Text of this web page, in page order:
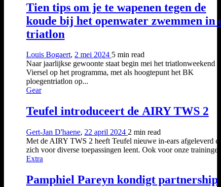
Tien tips om je te wapenen tegen de
koude bij het openwater zwemmen in
triatlon
Louis Bogaert, 2 mei 2024 5 min read
Naar jaarlijkse gewoonte staat begin mei het triatlonweekend
Viersel op het programma, met als hoogtepunt het BK
ploegentriatlon op...
Gear
Teufel introduceert de AIRY TWS 2
Gert-Jan D'haene, 22 april 2024 2 min read
Met de AIRY TWS 2 heeft Teufel nieuwe in-ears afgeleverd
zich voor diverse toepassingen leent. Ook voor onze
Extra
Pamphiel Pareyn kondigt partnership